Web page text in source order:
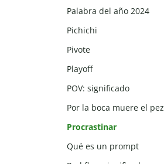
Palabra del año 2024
Pichichi
Pivote
Playoff
POV: significado
Por la boca muere el pez
Procrastinar
Qué es un prompt